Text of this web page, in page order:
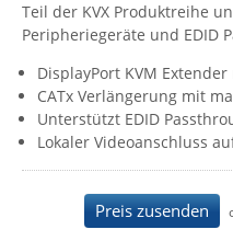
Guntermann & Drunck
HW group
Icron
Teil der KVX Produktreihe
Peripheriegeräte und EDID
DisplayPort KVM
CATx Verlängerung mit
Unterstützt EDID
Lokaler Videoanschluss
Preis zusenden